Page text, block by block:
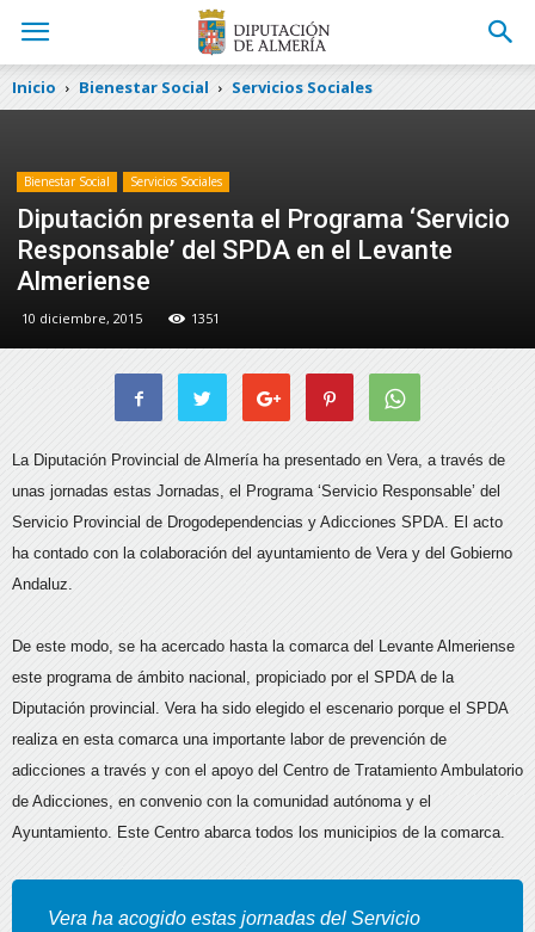
Inicio Bienestar Social Servicios Sociales
Bienestar Social Servicios Sociales
Diputación presenta el Programa ‘Servicio
Responsable’ del SPDA en el Levante
Almeriense
10 diciembre, 2015 1351
La Diputación Provincial de Almería ha presentado en Vera, a través de
unas jornadas estas Jornadas, el Programa ‘Servicio Responsable’ del
Servicio Provincial de Drogodependencias y Adicciones SPDA. El acto
ha contado con la colaboración del ayuntamiento de Vera y del Gobierno
Andaluz.
De este modo, se ha acercado hasta la comarca del Levante Almeriense
este programa de ámbito nacional, propiciado por el SPDA de la
Diputación provincial. Vera ha sido elegido el escenario porque el SPDA
realiza en esta comarca una importante labor de prevención de
adicciones a través y con el apoyo del Centro de Tratamiento Ambulatorio
de Adicciones, en convenio con la comunidad autónoma y el
Ayuntamiento. Este Centro abarca todos los municipios de la comarca.
Vera ha acogido estas jornadas del Servicio